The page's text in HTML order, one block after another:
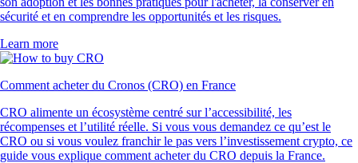
sécurité et en comprendre les opportunités et les risques.
Learn more
Comment acheter du Cronos (CRO) en France
CRO alimente un écosystème centré sur l’accessibilité, les
récompenses et l’utilité réelle. Si vous vous demandez ce qu’est le
CRO ou si vous voulez franchir le pas vers l’investissement crypto, ce
guide vous explique comment acheter du CRO depuis la France.